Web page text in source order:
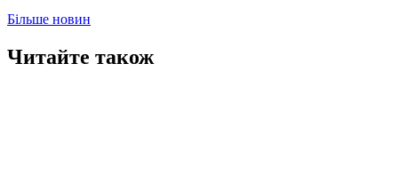
Більше новин
Читайте також